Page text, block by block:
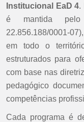
Institucional EaD 4.
é mantida pelo
22.856.188/0001-
em todo o
estruturados para
com base nas
pedagógico
competências
Cada programa é